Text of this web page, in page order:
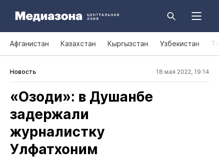
Афганистан Казахстан Кыргызстан Узбекистан
Новость 18 мая 2022, 19:14
«Озоди»: в Душанбе
задержали
журналистку
Улфатхоним